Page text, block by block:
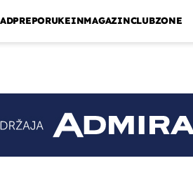
PREPORUKEINMAGAZINCLUBZONE